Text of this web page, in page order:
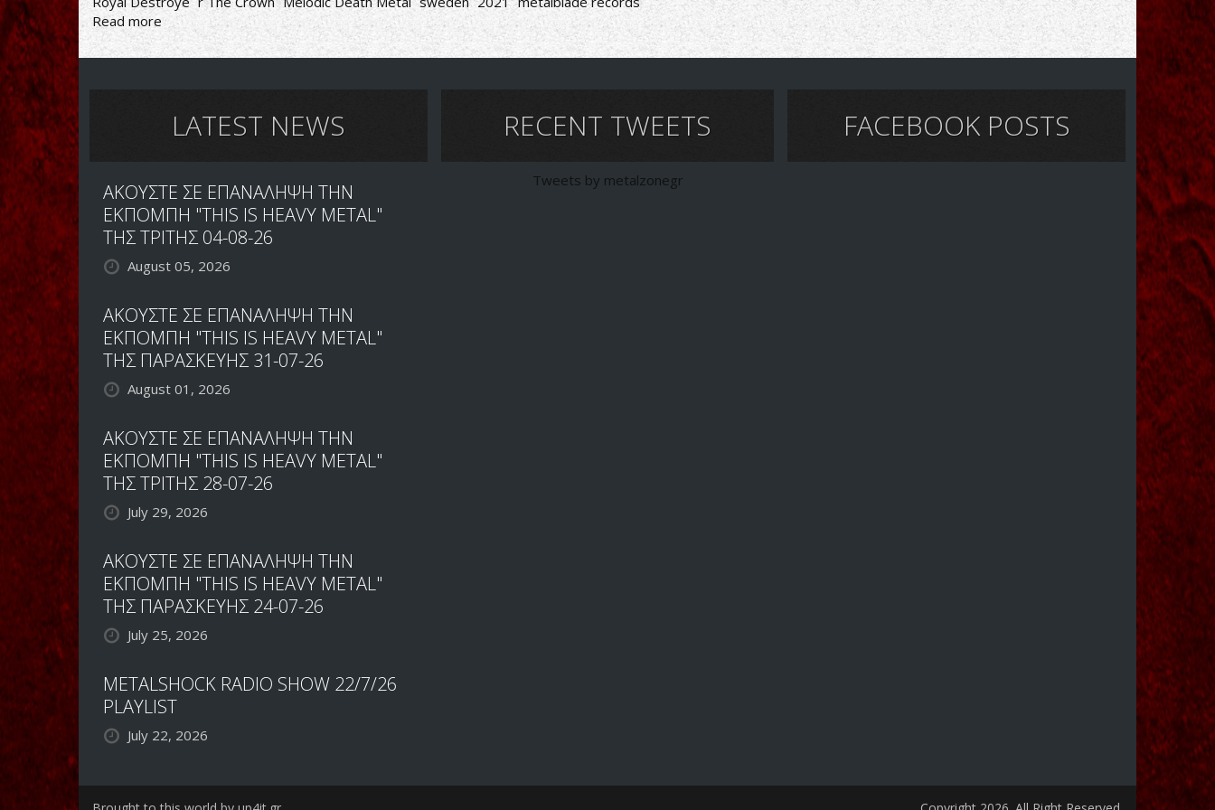
Read more about
The
Crown-
LATEST NEWS
ΑΚΟΥΣΤΕ ΣΕ ΕΠΑΝΑΛΗΨΗ ΤΗΝ
ΕΚΠΟΜΠΗ "THIS IS HEAVY METAL"
ΤΗΣ ΤΡΙΤΗΣ 04-08-26
August 05, 2026
ΑΚΟΥΣΤΕ ΣΕ ΕΠΑΝΑΛΗΨΗ ΤΗΝ
ΕΚΠΟΜΠΗ "THIS IS HEAVY METAL"
ΤΗΣ ΠΑΡΑΣΚΕΥΗΣ 31-07-26
August 01, 2026
ΑΚΟΥΣΤΕ ΣΕ ΕΠΑΝΑΛΗΨΗ ΤΗΝ
ΕΚΠΟΜΠΗ "THIS IS HEAVY METAL"
ΤΗΣ ΤΡΙΤΗΣ 28-07-26
July 29, 2026
ΑΚΟΥΣΤΕ ΣΕ ΕΠΑΝΑΛΗΨΗ ΤΗΝ
ΕΚΠΟΜΠΗ "THIS IS HEAVY METAL"
ΤΗΣ ΠΑΡΑΣΚΕΥΗΣ 24-07-26
July 25, 2026
METALSHOCK RADIO SHOW 22/7/26
PLAYLIST
July 22, 2026
RECENT TWEETS
Tweets by metalzonegr
FACEBOOK POSTS